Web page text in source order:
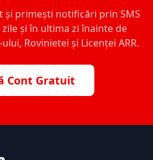
și primești notificări prin SMS
zile și în ultima zi înainte de
Rovinietei și Licenței ARR.
Cont Gratuit